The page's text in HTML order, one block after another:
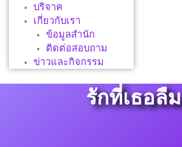
บริจาค
เกี่ยวกับเรา
ข้อมูลสำนัก
ติดต่อสอบถาม
ข่าวและกิจกรรม
รักที่เธอลืม